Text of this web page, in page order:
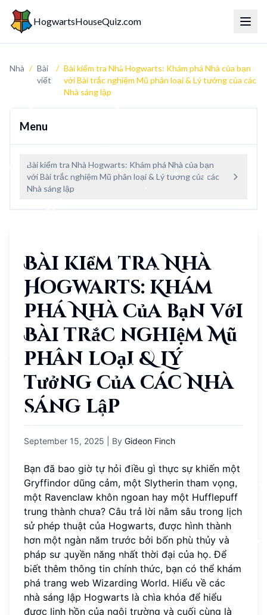
HogwartsHouseQuiz.com
Nhà / Bài
viết
/ Bài kiểm tra Nhà Hogwarts: Khám phá Nhà của bạn
với Bài trắc nghiệm Mũ phân loại & Lý tưởng của các
Nhà sáng lập
Menu
Bài kiểm tra Nhà Hogwarts: Khám phá Nhà của bạn
với Bài trắc nghiệm Mũ phân loại & Lý tưởng của các
Nhà sáng lập
Bài kiểm tra Nhà
Hogwarts: Khám
phá Nhà của bạn với
Bài trắc nghiệm Mũ
phân loại & Lý
tưởng của các Nhà
sáng lập
September 15, 2025 | By Gideon Finch
Bạn đã bao giờ tự hỏi điều gì thực sự khiến một
Gryffindor dũng cảm, một Slytherin tham vọng,
một Ravenclaw khôn ngoan hay một Hufflepuff
trung thành chưa? Câu trả lời nằm sâu trong lịch
sử phép thuật của Hogwarts, được hình thành
hơn một ngàn năm trước bởi bốn phù thủy và
pháp sư quyền năng nhất thời đại của họ. Để
biết thêm thông tin chính thức, bạn có thể khám
phá trang web Wizarding World. Hiểu về các
nhà sáng lập Hogwarts là chìa khóa để hiểu
được linh hồn của ngôi trường và cuối cùng là